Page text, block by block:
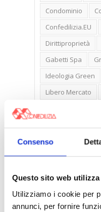
Consenso
Questo sito web
Utilizziamo i cookie per
annunci, per fornire
Condominio
Confedilizia.EU
Dirittiproprietà
Gabetti Spa
Ideologia Green
Libero Mercato
Rendite Catastali
Ruderi
Sunia
Valore Case